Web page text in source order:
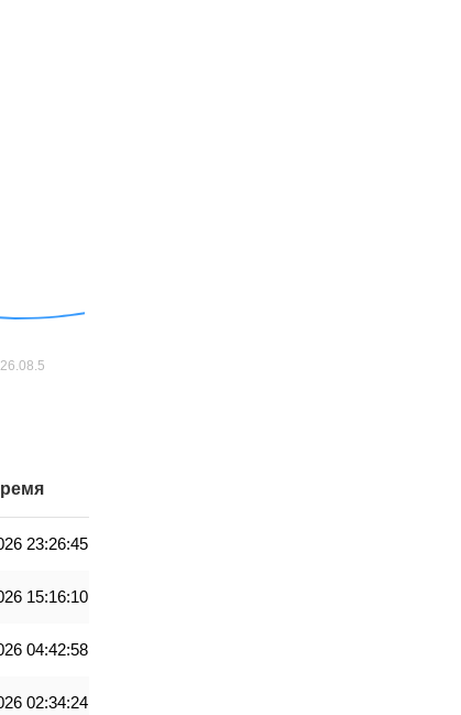
23:26:45
15:16:10
04:42:58
02:34:24